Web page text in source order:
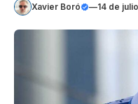
Xavier Boró —14 de